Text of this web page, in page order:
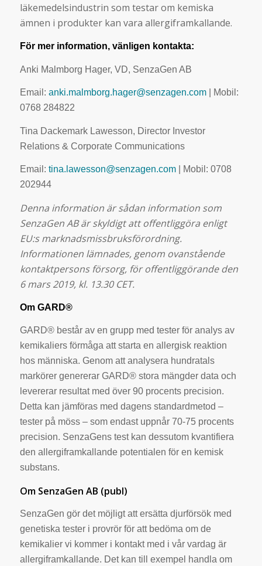
läkemedelsindustrin som testar om kemiska
ämnen i produkter kan vara allergiframkallande.
För mer information, vänligen kontakta:
Anki Malmborg Hager, VD, SenzaGen AB
Email: anki.malmborg.hager@senzagen.com| Mobil:
0768 284822
Tina Dackemark Lawesson, Director Investor
Relations & Corporate Communications
Email: tina.lawesson@senzagen.com| Mobil: 0708
202944
Denna information är sådan information som
SenzaGen AB är skyldigt att offentliggöra enligt
EU:s marknadsmissbruksförordning.
Informationen lämnades, genom ovanstående
kontaktpersons försorg, för offentliggörande den
6 mars 2019, kl. 13.30 CET.
Om GARD®
GARD® består av en grupp med tester för analys av
kemikaliers förmåga att starta en allergisk reaktion
hos människa. Genom att analysera hundratals
markörer genererar GARD® stora mängder data och
levererar resultat med över 90 procents precision.
Detta kan jämföras med dagens standardmetod –
tester på möss – som endast uppnår 70-75 procents
precision. SenzaGens test kan dessutom kvantifiera
den allergiframkallande potentialen för en kemisk
substans.
Om SenzaGen AB (publ)
SenzaGen gör det möjligt att ersätta djurförsök med
genetiska tester i provrör för att bedöma om de
kemikalier vi kommer i kontakt med i vår vardag är
allergiframkallande. Det kan till exempel handla om